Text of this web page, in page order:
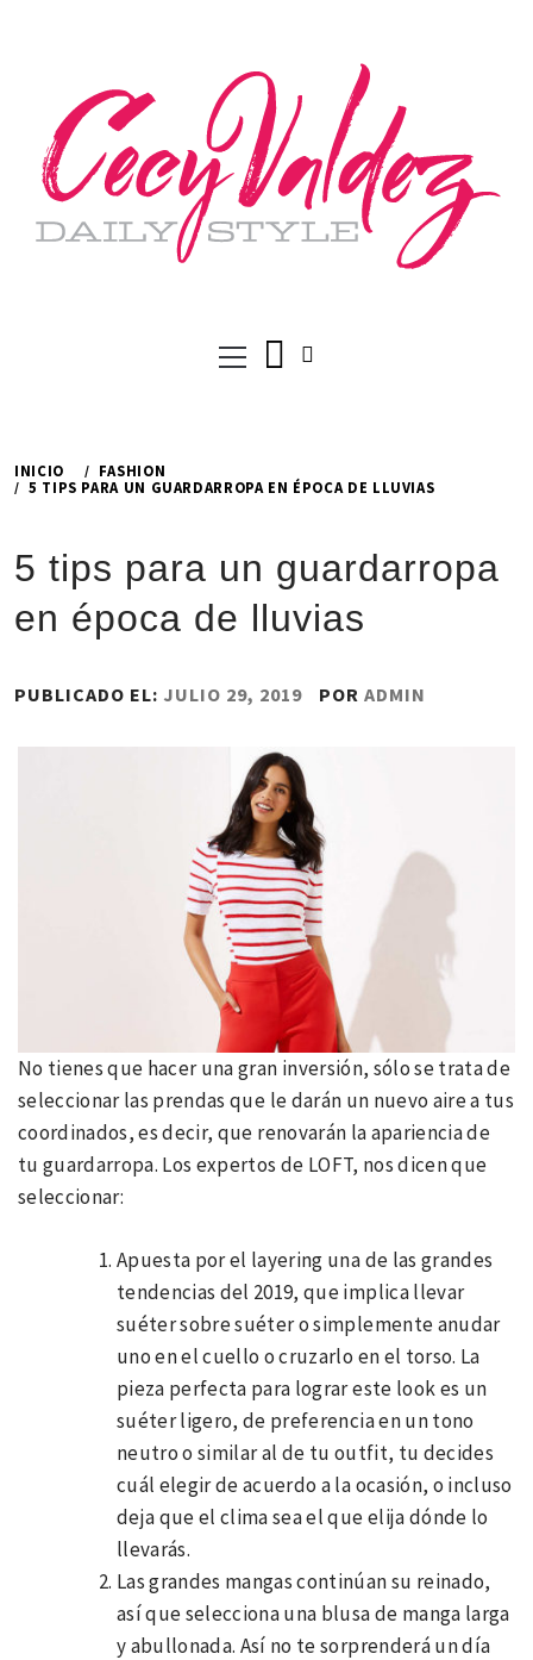
Menú
principal
INICIO
FASHION
5 TIPS PARA UN GUARDARROPA EN ÉPOCA DE LLUVIAS
5 tips para un guardarropa
en época de lluvias
PUBLICADO EL: JULIO 29, 2019 POR ADMIN
No tienes que hacer una gran inversión, sólo se trata de
seleccionar las prendas que le darán un nuevo aire a tus
coordinados, es decir, que renovarán la apariencia de
tu guardarropa. Los expertos de LOFT, nos dicen que
seleccionar:
Apuesta por el layering una de las grandes
tendencias del 2019, que implica llevar
suéter sobre suéter o simplemente anudar
uno en el cuello o cruzarlo en el torso. La
pieza perfecta para lograr este look es un
suéter ligero, de preferencia en un tono
neutro o similar al de tu outfit, tu decides
cuál elegir de acuerdo a la ocasión, o incluso
deja que el clima sea el que elija dónde lo
llevarás.
Las grandes mangas continúan su reinado,
así que selecciona una blusa de manga larga
y abullonada. Así no te sorprenderá un día